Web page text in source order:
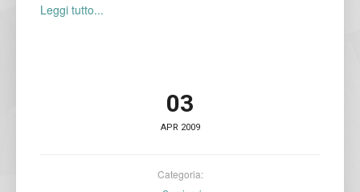
Leggi tutto...
03
APR 2009
Categoria: